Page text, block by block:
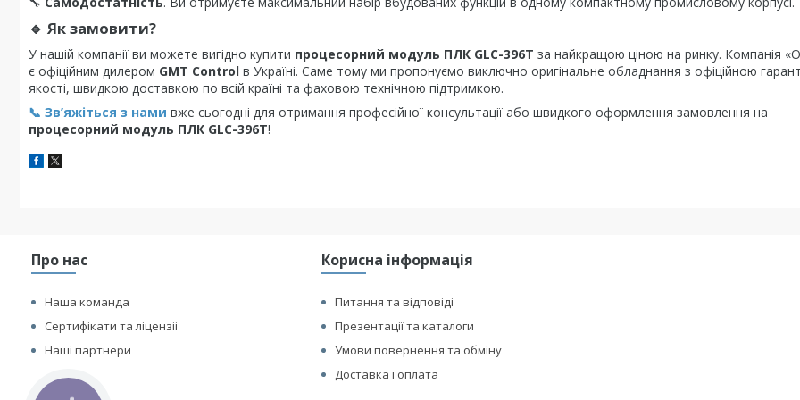
🔹 Як замовити?
У нашій компанії ви можете вигідно купити процесорний модуль ПЛК GLC-396T за найкращою ціною на ринку. Компанія
є офіційним дилером GMT Control в Україні. Саме тому ми пропонуємо виключно оригінальне обладнання з офіційною
якості, швидкою доставкою по всій країні та фаховою технічною підтримкою.
📞 Зв’яжіться з нами вже сьогодні для отримання професійної консультації або швидкого оформлення замовлення на
процесорний модуль ПЛК GLC-396T!
Про нас
Наша команда
Сертифікати та ліцензіі
Наші партнери
Корисна інформація
Питання та відповіді
Презентації та каталоги
Умови повернення та обміну
Доставка і оплата